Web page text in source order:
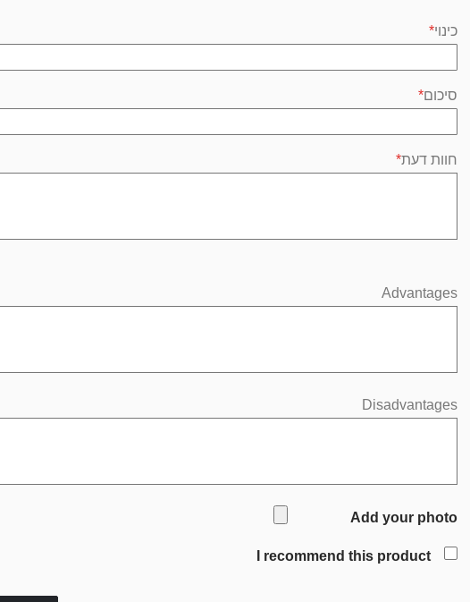
כינוי
סיכום
חוות דעת
Advantages
Disadvantages
Add your photo
I recommend this product